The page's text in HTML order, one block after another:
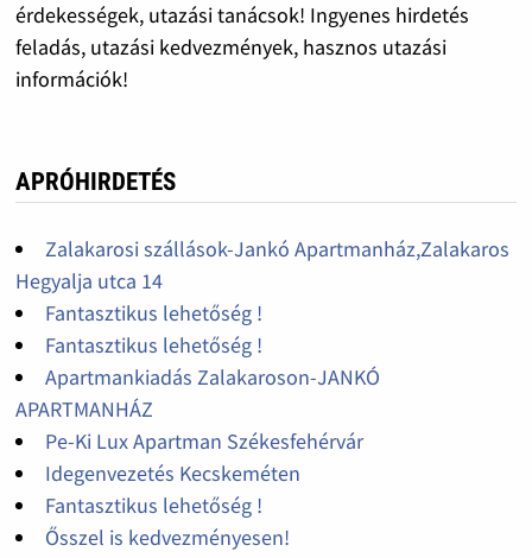
érdekességek, utazási tanácsok! Ingyenes hirdetés
feladás, utazási kedvezmények, hasznos utazási
információk!
APRÓHIRDETÉS
Zalakarosi szállások-Jankó Apartmanház,Zalakaros
Hegyalja utca 14
Fantasztikus lehetőség !
Fantasztikus lehetőség !
Apartmankiadás Zalakaroson-JANKÓ
APARTMANHÁZ
Pe-Ki Lux Apartman Székesfehérvár
Idegenvezetés Kecskeméten
Fantasztikus lehetőség !
Ősszel is kedvezményesen!